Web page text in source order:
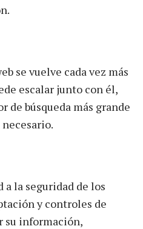
se vuelve cada vez más
escalar junto con él,
de búsqueda más grande
a la seguridad de los
y controles de
su información,